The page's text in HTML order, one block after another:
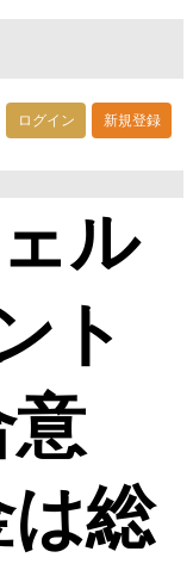
ログイン 新規登録
ル
ト
意
総